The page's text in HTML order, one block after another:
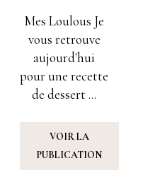
Mes Loulous Je
vous retrouve
aujourd'hui
pour une recette
de dessert ...
VOIR LA
PUBLICATION